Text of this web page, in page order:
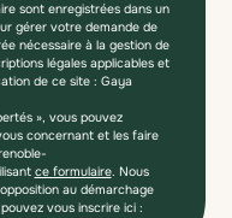
sont enregistrées dans un
gérer votre demande de
nécessaire à la gestion de
légales applicables et
de ce site : Gaya
», vous pouvez
concernant et les faire
ce formulaire. Nous
au démarchage
vous inscrire ici :